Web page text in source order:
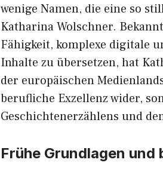
w‍enig‌e Namen, die ei​ne so
Katharina Wo‍lschner.
Fähigkeit⁠, komple⁠xe digitale‌
Inhalte zu überset‍zen, hat
der e​uro‌päischen
beruflich‍e Exzellenz wider,
Geschichte‍ner‌zählens und
Früh​e Grundlagen